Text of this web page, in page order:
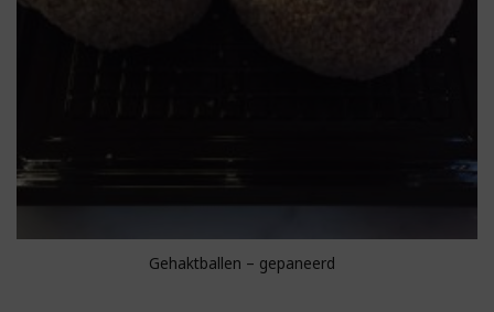
Gehaktballen – gepaneerd